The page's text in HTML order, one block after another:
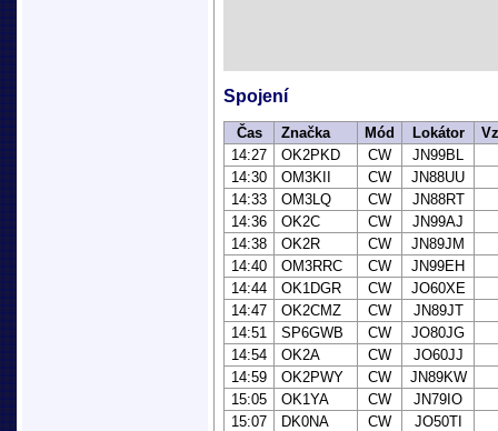
Spojení
Čas Značka Mód Lokátor
14:27
OK2PKD CW
JN99BL
14:30
OM3KII CW
JN88UU
14:33
OM3LQ CW
JN88RT
14:36
OK2C CW
JN99AJ
14:38
OK2R CW
JN89JM
14:40
OM3RRC CW
JN99EH
14:44
OK1DGR CW
JO60XE
14:47
OK2CMZ CW
JN89JT
14:51
SP6GWB CW
JO80JG
14:54
OK2A CW
JO60JJ
14:59
OK2PWY CW
JN89KW
15:05
OK1YA CW
JN79IO
15:07
DK0NA CW
JO50TI